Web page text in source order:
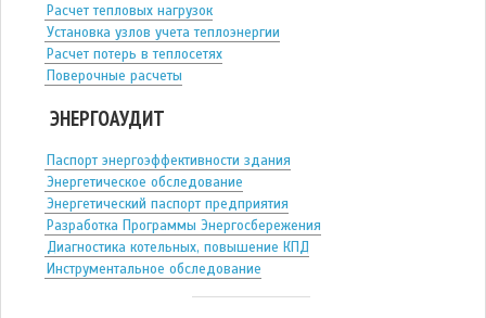
Расчет тепловых нагрузок
Установка узлов учета теплоэнергии
Расчет потерь в теплосетях
Поверочные расчеты
ЭНЕРГОАУДИТ
Паспорт энергоэффективности здания
Энергетическое обследование
Энергетический паспорт предприятия
Разработка Программы Энергосбережения
Диагностика котельных, повышение КПД
Инструментальное обследование